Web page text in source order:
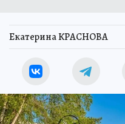
Екатерина КРАСНОВА